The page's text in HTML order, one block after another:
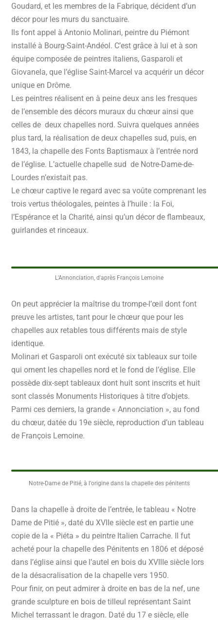
Goudard, et les membres de la Fabrique, décident d’un
décor pour les murs du sanctuaire.
Ils font appel à Antonio Molinari, peintre du Piémont
installé à Bourg-Saint-Andéol. C’est grâce à lui et à son
équipe composée de peintres italiens, Gasparoli et
Giovanela, que l’église Saint-Marcel va acquérir un décor
unique en Drôme.
Les peintres réalisent en à peine deux ans les fresques
de l’ensemble des décors muraux du chœur ainsi que
celles de deux chapelles nord. Suivra quelques années
plus tard, la réalisation de deux chapelles sud, puis, en
1843, la chapelle des Fonts Baptismaux à l’entrée nord
de l’église. L’actuelle chapelle sud de Notre-Dame-de-
Lourdes n’existait pas.
Le chœur captive le regard avec sa voûte comprenant les
trois vertus théologales, peintes à l’huile : la Foi,
l’Espérance et la Charité, ainsi qu’un décor de flambeaux,
guirlandes et rinceaux.
L'Annonciation, d'après François Lemoine
On peut apprécier la maîtrise du trompe-l’œil dont font
preuve les artistes, tant pour le chœur que pour les
chapelles aux retables tous différents mais de style
identique.
Molinari et Gasparoli ont exécuté six tableaux sur toile
qui ornent les chapelles nord et le fond de l’église. Elle
possède dix-sept tableaux dont huit sont inscrits et huit
sont classés Monuments Historiques à titre d’objets.
Parmi ces derniers, la grande « Annonciation », au fond
du chœur, datée du 19esiècle, reproduction d’un tableau
de François Lemoine.
Notre-Dame de Pitié, à l'origine dans la chapelle des pénitents
Dans la chapelle à droite de l’entrée, le tableau « Notre
Dame de Pitié », daté du XVIIe siècle est en partie une
copie de la « Piéta » du peintre Italien Carrache. Il fut
acheté pour la chapelle des Pénitents en 1806 et déposé
dans l’église ainsi que l’autel en bois du XVIIIe siècle lors
de la désacralisation de la chapelle vers 1950.
Pour finir, on peut admirer à droite en bas de la nef, une
grande sculpture en bois de tilleul représentant Saint
Michel terrassant le dragon. Daté du 17 e siècle, elle